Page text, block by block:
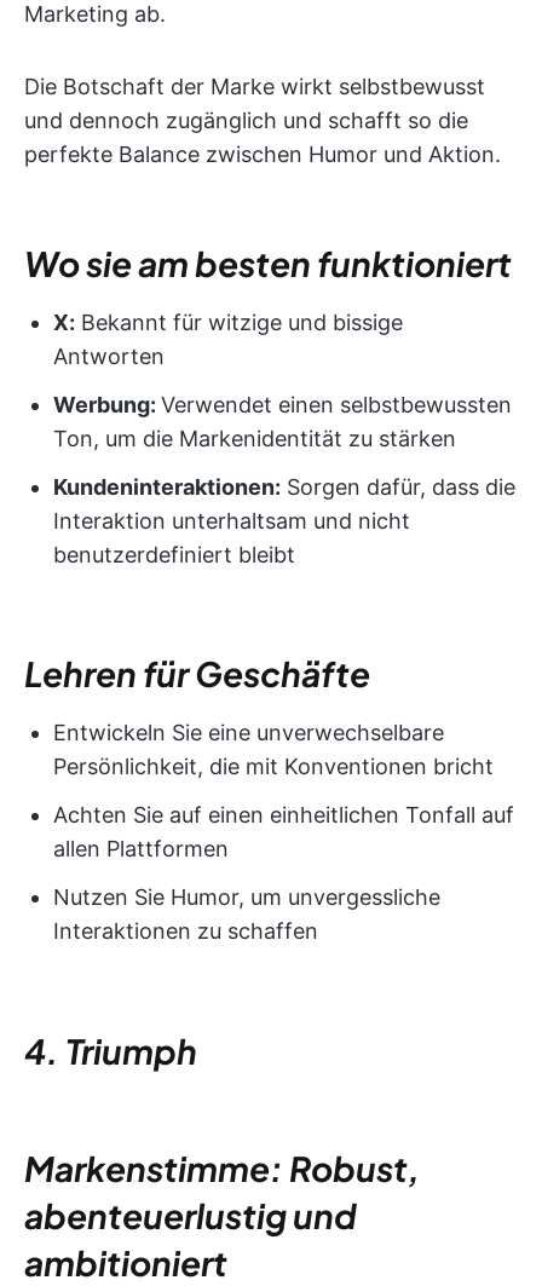
Marketing ab.
Die Botschaft der Marke wirkt selbstbewusst
und dennoch zugänglich und schafft so die
perfekte Balance zwischen Humor und Aktion.
Wo sie am besten funktioniert
X: Bekannt für witzige und bissige
Antworten
Werbung: Verwendet einen selbstbewussten
Ton, um die Markenidentität zu stärken
Kundeninteraktionen: Sorgen dafür, dass die
Interaktion unterhaltsam und nicht
benutzerdefiniert bleibt
Lehren für Geschäfte
Entwickeln Sie eine unverwechselbare
Persönlichkeit, die mit Konventionen bricht
Achten Sie auf einen einheitlichen Tonfall auf
allen Plattformen
Nutzen Sie Humor, um unvergessliche
Interaktionen zu schaffen
4. Triumph
Markenstimme: Robust,
abenteuerlustig und
ambitioniert